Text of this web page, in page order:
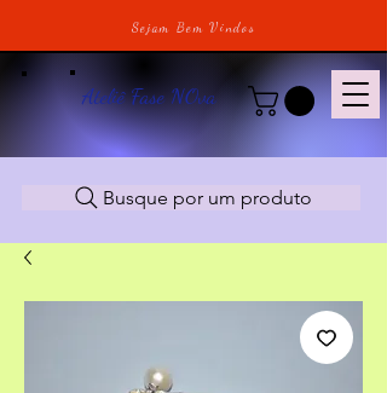
Sejam Bem Vindos
Ateliê Fase NOva
Busque por um produto